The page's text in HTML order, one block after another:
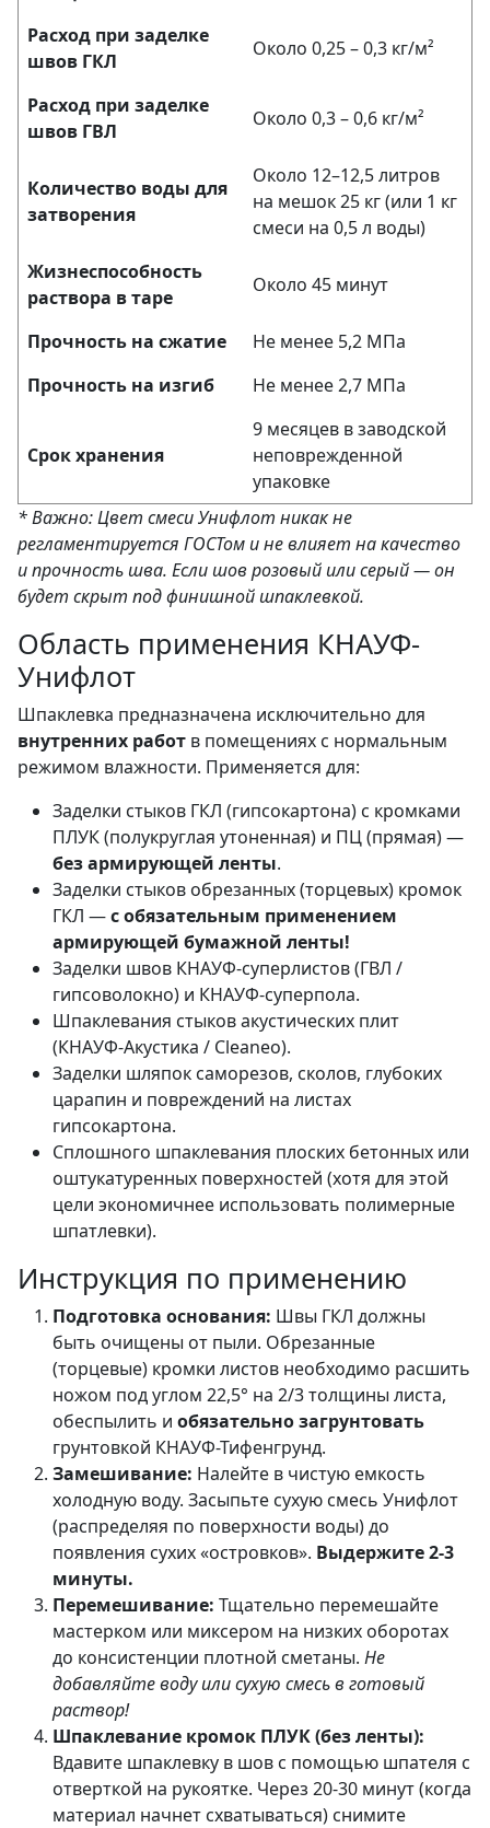
Расход при заделке
швов ГКЛ
Около 0,25 – 0,3 кг/м²
Расход при заделке
швов ГВЛ
Около 0,3 – 0,6 кг/м²
Количество воды для
затворения
Около 12–12,5 литров
на мешок 25 кг (или 1 кг
смеси на 0,5 л воды)
Жизнеспособность
раствора в таре
Около 45 минут
Прочность на сжатие
Не менее 5,2 МПа
Прочность на изгиб
Не менее 2,7 МПа
Срок хранения
9 месяцев в заводской
неповрежденной
упаковке
* Важно: Цвет смеси Унифлот никак не
регламентируется ГОСТом и не влияет на качество
и прочность шва. Если шов розовый или серый — он
будет скрыт под финишной шпаклевкой.
Область применения КНАУФ-
Унифлот
Шпаклевка предназначена исключительно для
внутренних работ в помещениях с нормальным
режимом влажности. Применяется для:
Заделки стыков ГКЛ (гипсокартона) с кромками
ПЛУК (полукруглая утоненная) и ПЦ (прямая) —
без армирующей ленты.
Заделки стыков обрезанных (торцевых) кромок
ГКЛ —с обязательным применением
армирующей бумажной ленты!
Заделки швов КНАУФ-суперлистов (ГВЛ /
гипсоволокно) и КНАУФ-суперпола.
Шпаклевания стыков акустических плит
(КНАУФ-Акустика / Cleaneo).
Заделки шляпок саморезов, сколов, глубоких
царапин и повреждений на листах
гипсокартона.
Сплошного шпаклевания плоских бетонных или
оштукатуренных поверхностей (хотя для этой
цели экономичнее использовать полимерные
шпатлевки).
Инструкция по применению
Подготовка основания: Швы ГКЛ должны
быть очищены от пыли. Обрезанные
(торцевые) кромки листов необходимо расшить
ножом под углом 22,5° на 2/3 толщины листа,
обеспылить и обязательно загрунтовать
грунтовкой КНАУФ-Тифенгрунд.
Замешивание: Налейте в чистую емкость
холодную воду. Засыпьте сухую смесь Унифлот
(распределяя по поверхности воды) до
появления сухих «островков». Выдержите 2-3
минуты.
Перемешивание: Тщательно перемешайте
мастерком или миксером на низких оборотах
до консистенции плотной сметаны. Не
добавляйте воду или сухую смесь в готовый
раствор!
Шпаклевание кромок ПЛУК (без ленты):
Вдавите шпаклевку в шов с помощью шпателя с
отверткой на рукоятке. Через 20-30 минут (когда
материал начнет схватываться) снимите